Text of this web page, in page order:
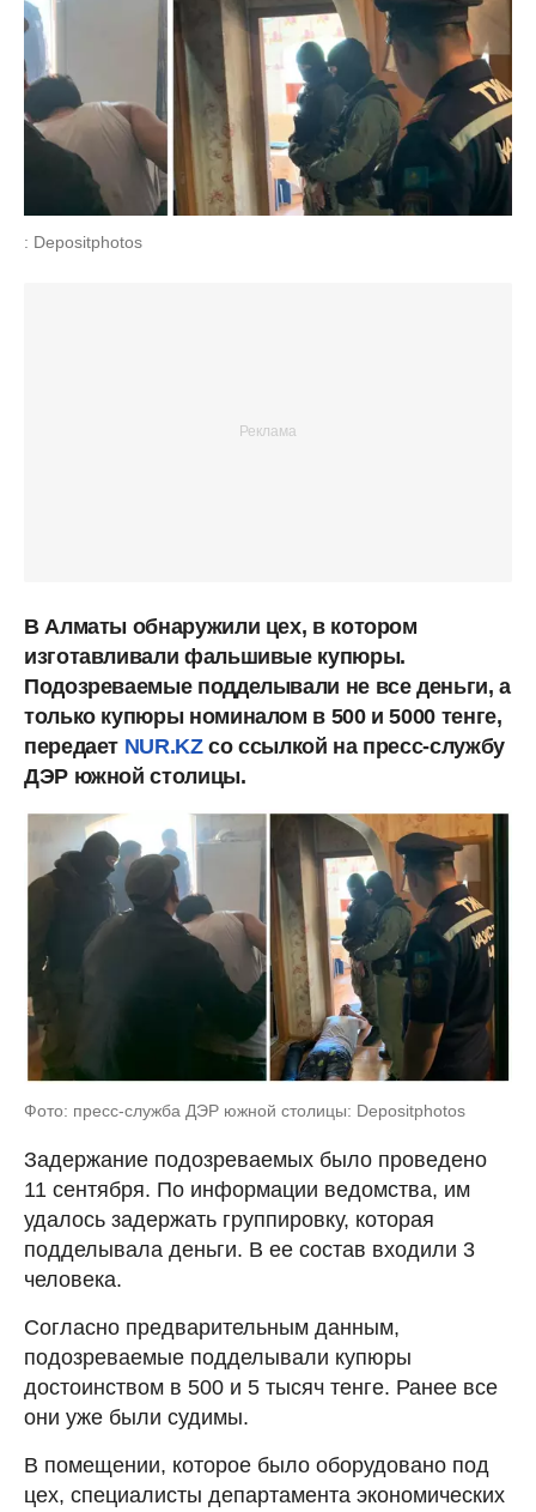
: Depositphotos
В Алматы обнаружили цех, в котором
изготавливали фальшивые купюры.
Подозреваемые подделывали не все деньги, а
только купюры номиналом в 500 и 5000 тенге,
передает NUR.KZсо ссылкой на пресс-службу
ДЭР южной столицы.
Фото: пресс-служба ДЭР южной столицы: Depositphotos
Задержание подозреваемых было проведено
11 сентября. По информации ведомства, им
удалось задержать группировку, которая
подделывала деньги. В ее состав входили 3
человека.
Согласно предварительным данным,
подозреваемые подделывали купюры
достоинством в 500 и 5 тысяч тенге. Ранее все
они уже были судимы.
В помещении, которое было оборудовано под
цех, специалисты департамента экономических